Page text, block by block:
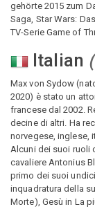
gehörte 2015 zum
Saga, Star Wars:
TV-Serie Game of
Italian (
Max von Sydow
2020) è stato un
francese dal 2002.
decine di altri. Ha
norvegese, inglese,
Alcuni dei suoi ruoli
cavaliere Antonius
primo dei suoi
inquadratura della
Morte), Gesù in La